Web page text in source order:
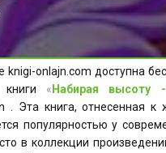
knigi-onlajn.com доступна
книги « Набирая высоту
. Эта книга, отнесенная к
популярностью у
в коллекции